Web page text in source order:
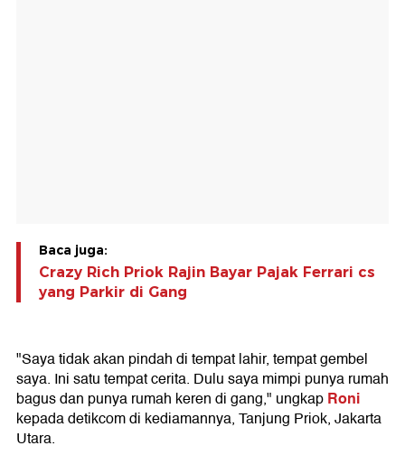
Baca juga:
Crazy Rich Priok Rajin Bayar Pajak Ferrari cs
yang Parkir di Gang
"Saya tidak akan pindah di tempat lahir, tempat gembel
saya. Ini satu tempat cerita. Dulu saya mimpi punya rumah
bagus dan punya rumah keren di gang," ungkapRoni
kepada detikcom di kediamannya, Tanjung Priok, Jakarta
Utara.